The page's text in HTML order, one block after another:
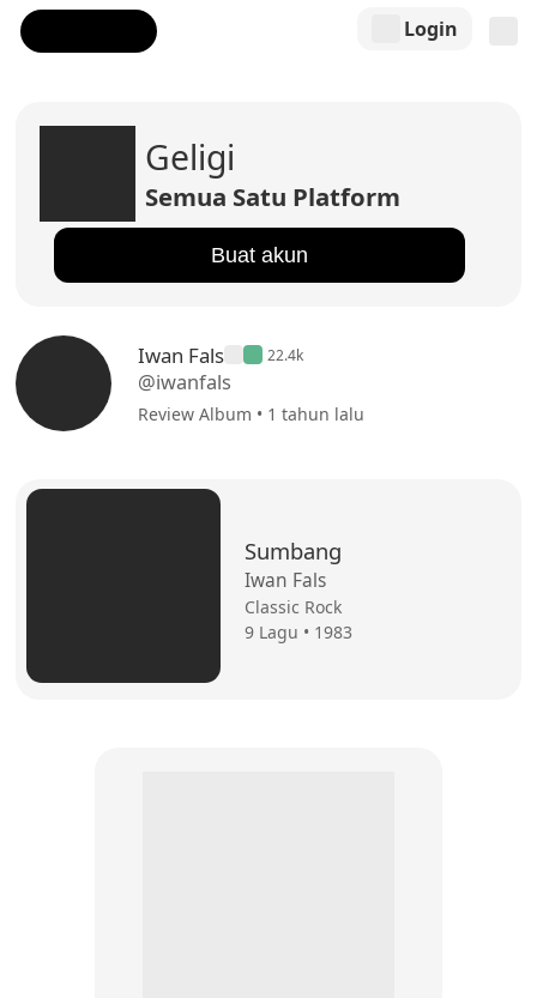
Login
Geligi
Semua Satu Platform
Buat akun
Iwan Fals 22.4k
@iwanfals
Review Album • 1 tahun lalu
Sumbang
Iwan Fals
Classic Rock
9 Lagu • 1983